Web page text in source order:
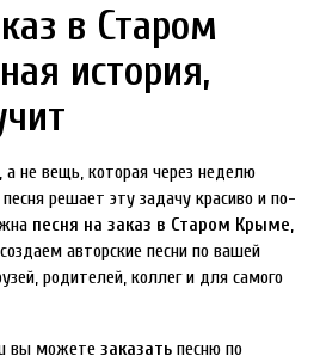
в Старом
история,
не вещь, которая через неделю
решает эту задачу красиво и по-
песня на заказ в Старом Крыме,
авторские песни по вашей
родителей, коллег и для самого
вы можете заказать песню по